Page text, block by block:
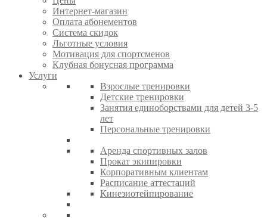
Интернет-магазин
Оплата абонементов
Система скидок
Льготные условия
Мотивация для спортсменов
Клубная бонусная программа
Услуги
Взрослые тренировки
Детские тренировки
Занятия единоборствами для детей 3-5
лет
Персональные тренировки
Аренда спортивных залов
Прокат экипировки
Корпоративным клиентам
Расписание аттестаций
Кинезиотейпирование